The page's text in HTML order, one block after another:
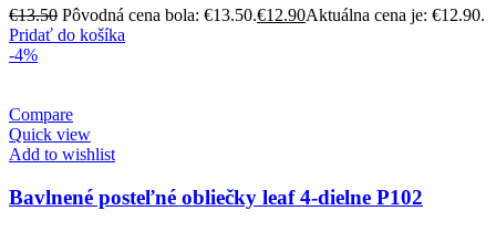
€13.50 Pôvodná cena bola: €13.50.€12.90Aktuálna cena je: €12.90.
Pridať do košíka
-4%
Compare
Quick view
Add to wishlist
Bavlnené posteľné obliečky leaf 4-dielne P102